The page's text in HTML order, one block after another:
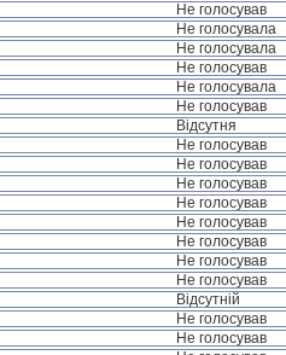
Не голосував
Не голосувала
Не голосувала
Не голосував
Не голосувала
Не голосував
Відсутня
Не голосував
Не голосував
Не голосував
Не голосував
Не голосував
Не голосував
Не голосував
Не голосував
Відсутній
Не голосував
Не голосував